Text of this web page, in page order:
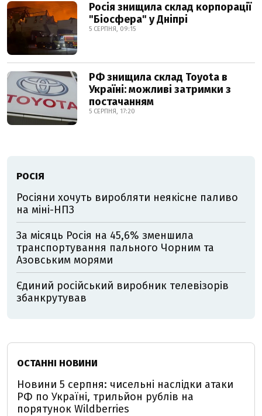
Росія знищила склад корпорації
"Біосфера" у Дніпрі
5 СЕРПНЯ, 09:15
РФ знищила склад Toyota в
Україні: можливі затримки з
постачанням
5 СЕРПНЯ, 17:20
РОСІЯ
Росіяни хочуть виробляти неякісне паливо
на міні-НПЗ
За місяць Росія на 45,6% зменшила
транспортування пального Чорним та
Азовським морями
Єдиний російський виробник телевізорів
збанкрутував
ОСТАННІ НОВИНИ
Новини 5 серпня: чисельні наслідки атаки
РФ по Україні, трильйон рублів на
порятунок Wildberries